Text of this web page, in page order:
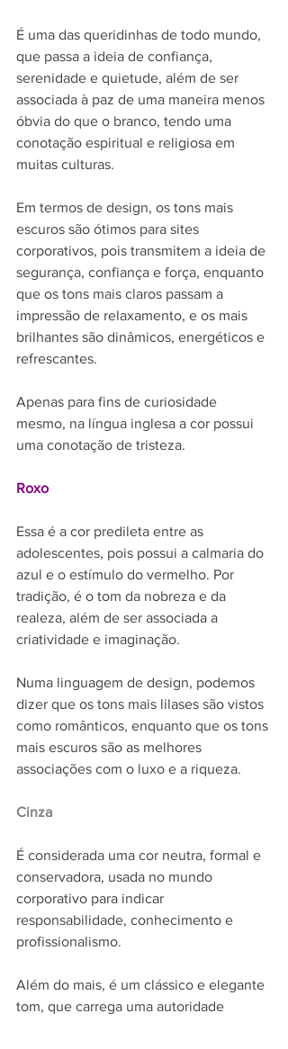
É uma das queridinhas de todo mundo,
que passa a ideia de confiança,
serenidade e quietude, além de ser
associada à paz de uma maneira menos
óbvia do que o branco, tendo uma
conotação espiritual e religiosa em
muitas culturas.
Em termos de design, os tons mais
escuros são ótimos para sites
corporativos, pois transmitem a ideia de
segurança, confiança e força, enquanto
que os tons mais claros passam a
impressão de relaxamento, e os mais
brilhantes são dinâmicos, energéticos e
refrescantes.
Apenas para fins de curiosidade
mesmo, na língua inglesa a cor possui
uma conotação de tristeza.
Roxo
Essa é a cor predileta entre as
adolescentes, pois possui a calmaria do
azul e o estímulo do vermelho. Por
tradição, é o tom da nobreza e da
realeza, além de ser associada a
criatividade e imaginação.
Numa linguagem de design, podemos
dizer que os tons mais lilases são vistos
como românticos, enquanto que os tons
mais escuros são as melhores
associações com o luxo e a riqueza.
Cinza
É considerada uma cor neutra, formal e
conservadora, usada no mundo
corporativo para indicar
responsabilidade, conhecimento e
profissionalismo.
Além do mais, é um clássico e elegante
tom, que carrega uma autoridade